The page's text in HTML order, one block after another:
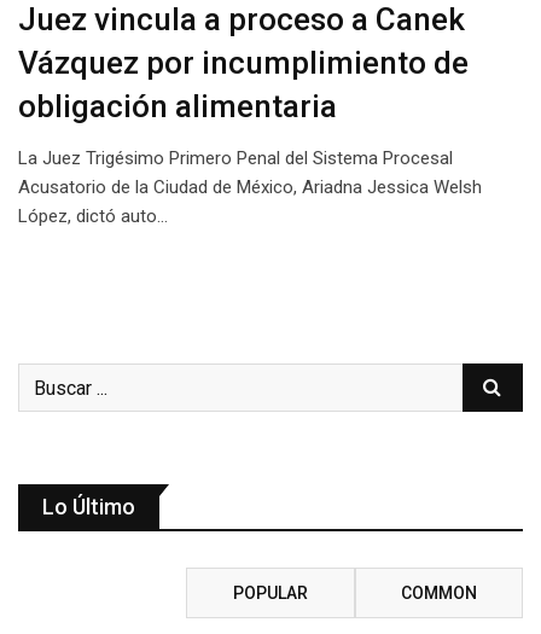
Juez vincula a proceso a Canek
Vázquez por incumplimiento de
obligación alimentaria
La Juez Trigésimo Primero Penal del Sistema Procesal
Acusatorio de la Ciudad de México, Ariadna Jessica Welsh
López, dictó auto…
Lo Último
POPULAR COMMON